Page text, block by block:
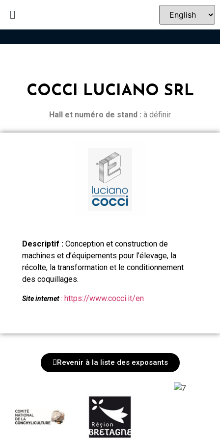
COCCI LUCIANO SRL
Hall et numéro de stand : à définir
Descriptif : Conception et construction de
machines et d’équipements pour l’élevage, la
récolte, la transformation et le conditionnement
des coquillages.
Site internet : https://www.cocci.it/en
Revenir à la liste des exposants